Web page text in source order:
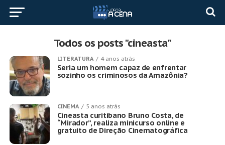
Todos os posts "cineasta"
LITERATURA 4 anos atrás
Seria um homem capaz de enfrentar
sozinho os criminosos da Amazônia?
CINEMA 5 anos atrás
Cineasta curitibano Bruno Costa, de
“Mirador”, realiza minicurso online e
gratuito de Direção Cinematográfica